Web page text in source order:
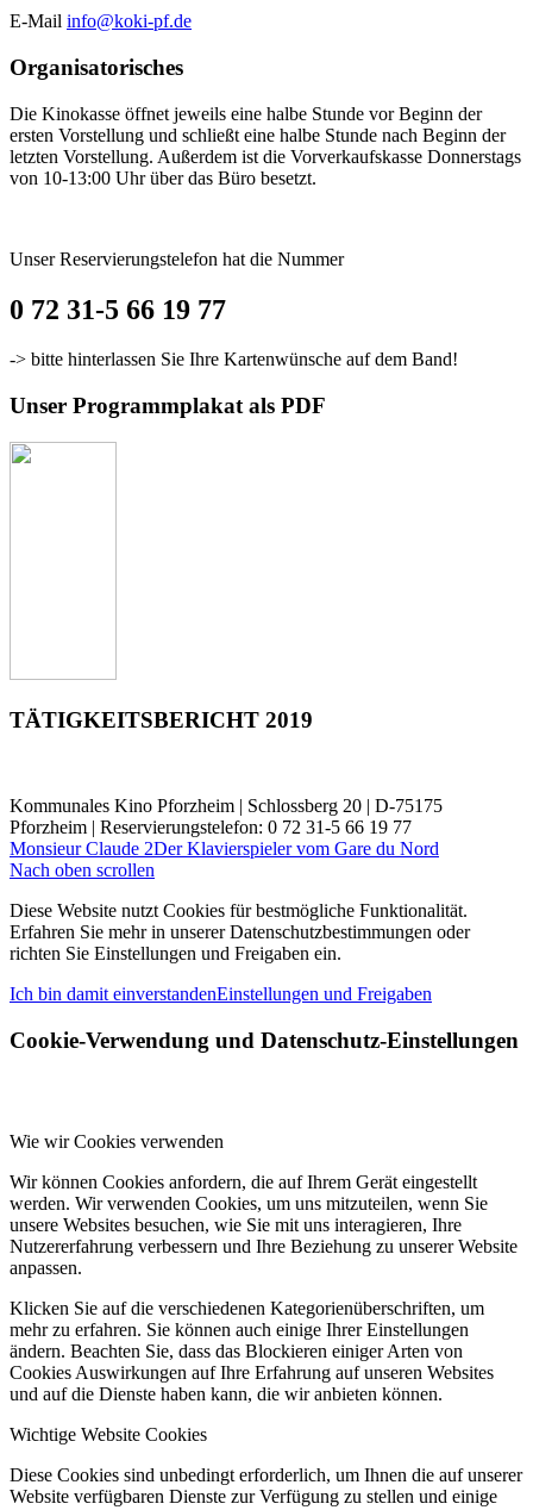
E-Mail info@koki-pf.de
Organisatorisches
Die Kinokasse öffnet jeweils eine halbe Stunde vor Beginn der
ersten Vorstellung und schließt eine halbe Stunde nach Beginn der
letzten Vorstellung. Außerdem ist die Vorverkaufskasse Donnerstags
von 10-13:00 Uhr über das Büro besetzt.
Unser Reservierungstelefon hat die Nummer
0 72 31-5 66 19 77
-> bitte hinterlassen Sie Ihre Kartenwünsche auf dem Band!
Unser Programmplakat als PDF
TÄTIGKEITSBERICHT 2019
Kommunales Kino Pforzheim | Schlossberg 20 | D-75175
Pforzheim | Reservierungstelefon: 0 72 31-5 66 19 77
Monsieur Claude 2Der Klavierspieler vom Gare du Nord
Nach oben scrollen
Diese Website nutzt Cookies für bestmögliche Funktionalität.
Erfahren Sie mehr in unserer Datenschutzbestimmungen oder
richten Sie Einstellungen und Freigaben ein.
Ich bin damit einverstandenEinstellungen und Freigaben
Cookie-Verwendung und Datenschutz-Einstellungen
Wie wir Cookies verwenden
Wir können Cookies anfordern, die auf Ihrem Gerät eingestellt
werden. Wir verwenden Cookies, um uns mitzuteilen, wenn Sie
unsere Websites besuchen, wie Sie mit uns interagieren, Ihre
Nutzererfahrung verbessern und Ihre Beziehung zu unserer Website
anpassen.
Klicken Sie auf die verschiedenen Kategorienüberschriften, um
mehr zu erfahren. Sie können auch einige Ihrer Einstellungen
ändern. Beachten Sie, dass das Blockieren einiger Arten von
Cookies Auswirkungen auf Ihre Erfahrung auf unseren Websites
und auf die Dienste haben kann, die wir anbieten können.
Wichtige Website Cookies
Diese Cookies sind unbedingt erforderlich, um Ihnen die auf unserer
Website verfügbaren Dienste zur Verfügung zu stellen und einige